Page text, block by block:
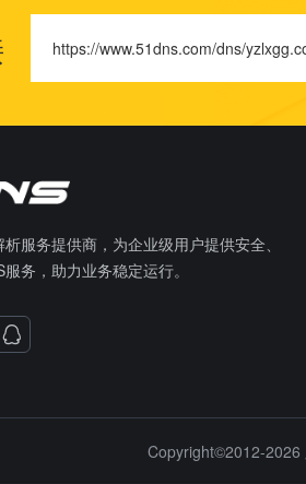
https://www.51dns.com/dns/
服务提供商，为企业级用户提供安全、
务，助力业务稳定运行。
Copyright©2012-2026